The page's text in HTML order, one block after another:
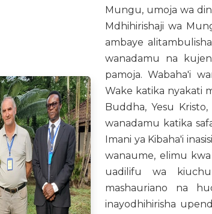
Mungu, umoja wa
Mdhihirishaji wa
ambaye
wanadamu na
pamoja. Wabaha'i
Wake katika nyakati
Buddha, Yesu
wanadamu katika
Imani ya Kibaha'i
wanaume, elimu
uadilifu wa
mashauriano na
inayodhihirisha